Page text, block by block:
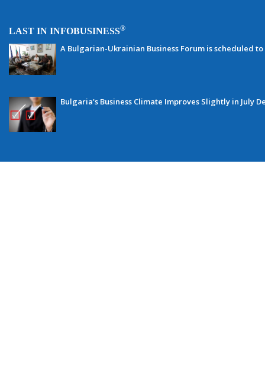
LAST IN INFOBUSINESS®
A Bulgarian-Ukrainian Business Forum is scheduled
Bulgaria's Business Climate Improves Slightly in July